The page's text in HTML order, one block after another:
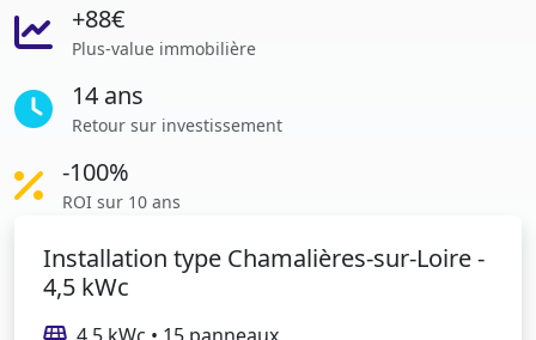
+88€
Plus-value immobilière
14 ans
Retour sur investissement
-100%
ROI sur 10 ans
Installation type Chamalières-sur-Loire -
4,5 kWc